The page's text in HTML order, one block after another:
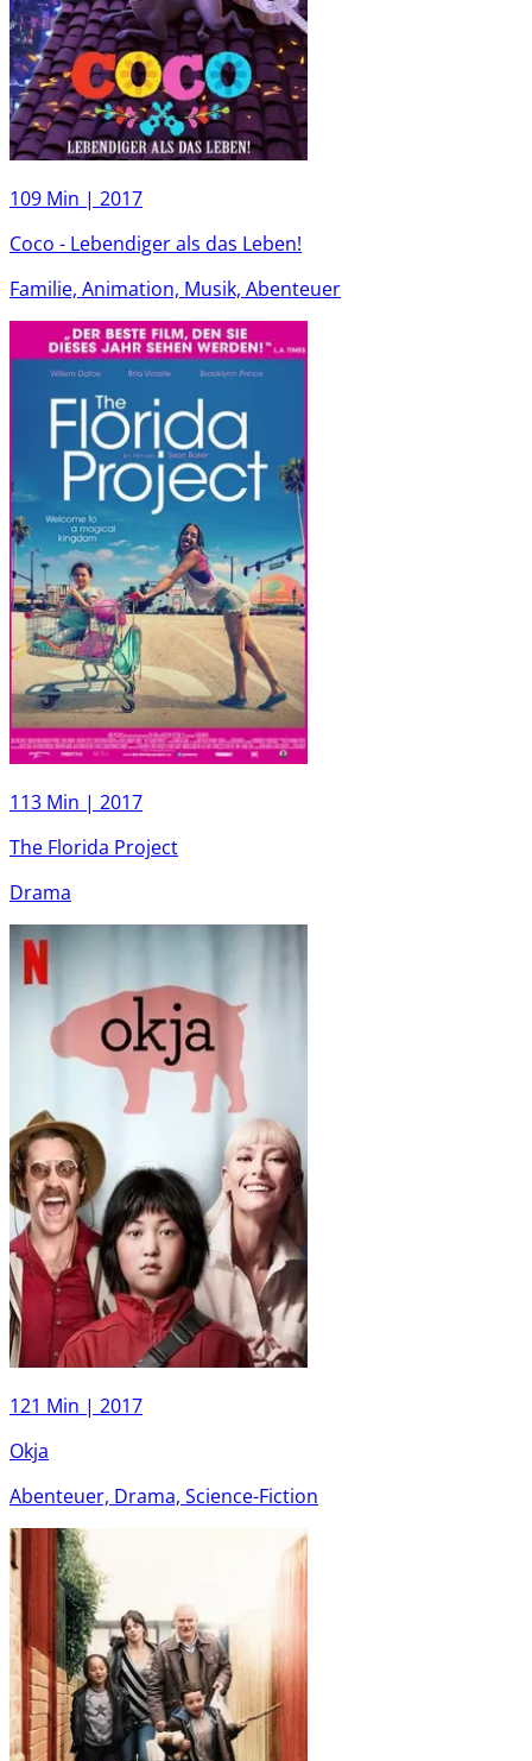
109 Min | 2017
Coco - Lebendiger als das Leben!
Familie, Animation, Musik, Abenteuer
113 Min | 2017
The Florida Project
Drama
121 Min | 2017
Okja
Abenteuer, Drama, Science-Fiction